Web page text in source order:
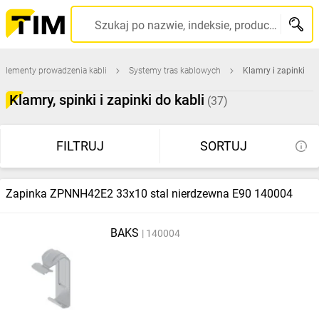
Szukaj po nazwie, indeksie, producencie, kodzie kreskowym...
Elementy prowadzenia kabli Systemy tras kablowych Klamry i zapinki
Klamry, spinki i zapinki do kabli (37)
FILTRUJ SORTUJ
Zapinka ZPNNH42E2 33x10 stal nierdzewna E90 140004
BAKS 140004